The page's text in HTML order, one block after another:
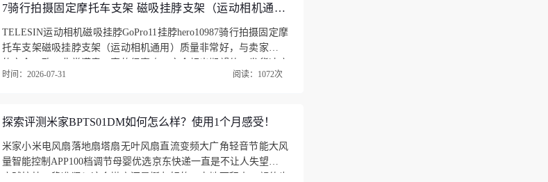
起来还不错，包装的很仔细，价格也非常公道，还会继续
示效果还不错。可以上上传图片和视频。要是能够对上传的
。硬件非常不错。软件可以再做的更强大一点。很好，如
7骑行拍摄固定摩托车支架 磁吸挂脖支架（运动相机通用）
TELESIN运动相机磁吸挂脖GoPro11挂脖hero10987骑行拍摄固定摩
托车支架磁吸挂脖支架（运动相机通用）质量非常好，与卖家描述
非常快，包装非常仔细、严实，物流服务态度很好…
时间：2026-07-31 阅读：1072次
探索评测米家BPTS01DM如何怎么样？使用1个月感受！
米家小米电风扇落地扇塔扇无叶风扇直流变频大广角轻音节能大风
量智能控制APP100档调节母婴优选京东快递一直是不让人失望，速